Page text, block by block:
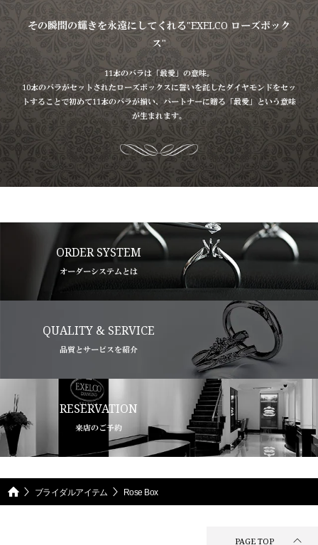
その瞬間の輝きを永遠にしてくれる"EXELCO ローズボック
ス"
11本のバラは「最愛」の意味。
10本のバラがセットされたローズボックスに誓いを託したダイヤモンドをセッ
トすることで初めて11本のバラが揃い、パートナーに贈る「最愛」という意味
が生まれます。
ORDER SYSTEM
オーダーシステムとは
QUALITY & SERVICE
品質とサービスを紹介
RESERVATION
来店のご予約
ブライダルアイテム Rose Box
PAGE TOP